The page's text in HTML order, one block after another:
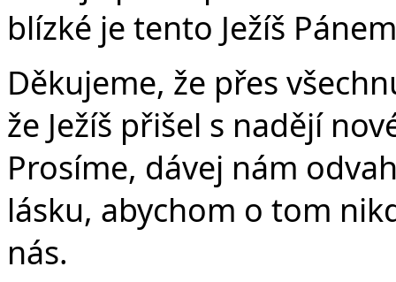
blízké je tento Ježíš
Děkujeme, že přes
že Ježíš přišel s nadějí
Prosíme, dávej nám
lásku, abychom o tom
nás.